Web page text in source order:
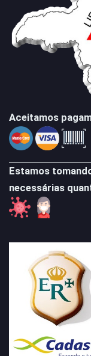
Aceitamos
Estamos
necessárias